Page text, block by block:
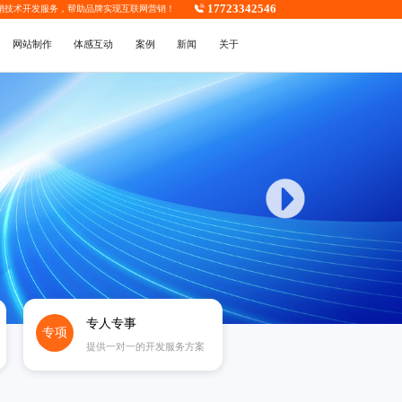
技术开发服务，帮助品牌实现互联网营销！ 17723342546
网站制作 体感互动 案例 新闻 关于
专项
专人专事
提供一对一的开发服务方案